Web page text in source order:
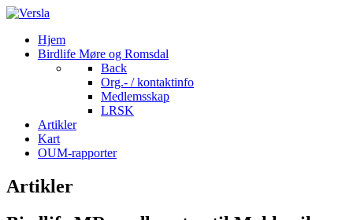
Hjem
Birdlife Møre og Romsdal
Back
Org.- / kontaktinfo
Medlemsskap
LRSK
Artikler
Kart
OUM-rapporter
Artikler